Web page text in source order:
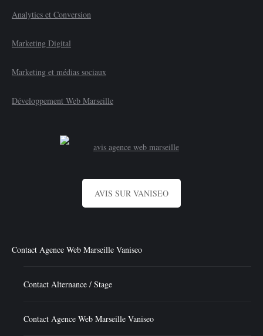
Analytics et Conversion
Marketing Digital
Marketing et médias sociaux
Développement Web Marseille
AVIS SUR VANISEO
Contact Agence Web Marseille Vaniseo
Contact Alternance / Stage
Contact Agence Web Marseille Vaniseo